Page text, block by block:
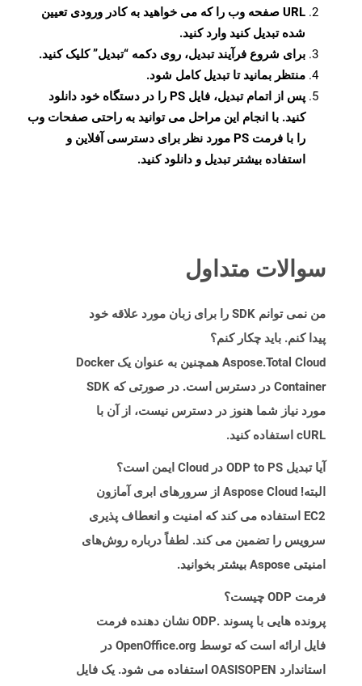
URL صفحه وب را که می خواهید به کادر ورودی تعیین
شده تبدیل کنید وارد کنید.
برای شروع فرآیند تبدیل، روی دکمه “تبدیل” کلیک کنید.
منتظر بمانید تا تبدیل کامل شود.
پس از اتمام تبدیل، فایل PS را در دستگاه خود دانلود
کنید. با انجام این مراحل می توانید به راحتی صفحات وب
را با فرمت PS مورد نظر برای دسترسی آفلاین و
استفاده بیشتر تبدیل و دانلود کنید.
سوالات متداول
من نمی توانم SDK را برای زبان مورد علاقه خود
پیدا کنم. باید چکار کنم؟
Aspose.Total Cloud همچنین به عنوان یک Docker
Container در دسترس است. در صورتی که SDK
مورد نیاز شما هنوز در دسترس نیست، از آن با
cURL استفاده کنید.
آیا تبدیل ODP to PS در Cloud ایمن است؟
البته! Aspose Cloud از سرورهای ابری آمازون
EC2 استفاده می کند که امنیت و انعطاف پذیری
سرویس را تضمین می کند. لطفاً درباره روش‌های
امنیتی Aspose بیشتر بخوانید.
فرمت ODP چیست؟
پرونده هایی با پسوند .ODP نشان دهنده فرمت
فایل ارائه است که توسط OpenOffice.org در
استاندارد OASISOPEN استفاده می شود. یک فایل